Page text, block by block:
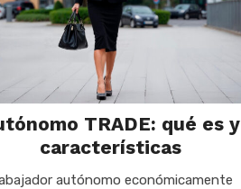
TRADE: qué es y
características
autónomo económicamente